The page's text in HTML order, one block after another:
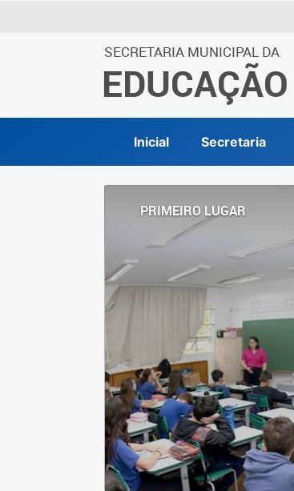
SECRETARIA MUNICIPAL DA
EDUCAÇÃO
Inicial Secretaria
PRIMEIRO LUGAR